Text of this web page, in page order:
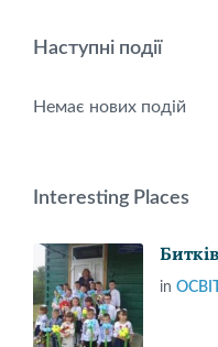
Наступні події
Немає нових подій
Interesting Places
in